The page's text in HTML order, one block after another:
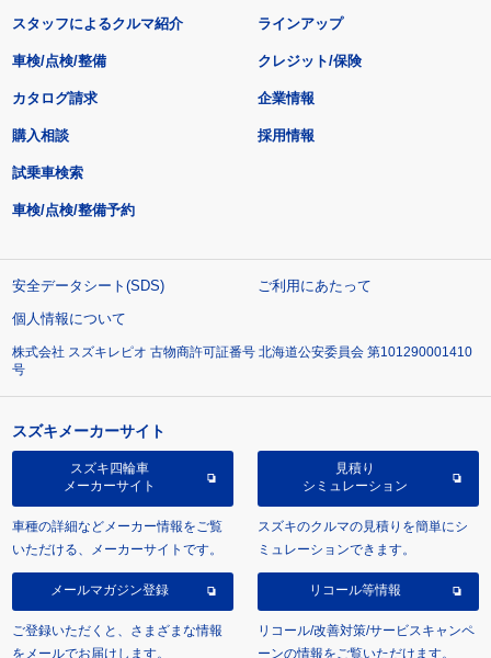
スタッフによるクルマ紹介 ラインアップ
車検/点検/整備 クレジット/保険
カタログ請求
購入相談
試乗車検索
車検/点検/整備予約
企業情報
採用情報
安全データシート(SDS)
ご利用にあたって
個人情報について
株式会社 スズキレピオ 古物商許可証番号 北海道公安委員会 第101290001410
号
スズキメーカーサイト
スズキ四輪車
メーカーサイト
車種の詳細などメーカー情報をご覧
いただける、メーカーサイトです。
見積り
シミュレーション
スズキのクルマの見積りを簡単にシ
ミュレーションできます。
メールマガジン登録
ご登録いただくと、さまざまな情報
をメールでお届けします。
リコール等情報
リコール/改善対策/サービスキャンペ
ーンの情報をご覧いただけます。